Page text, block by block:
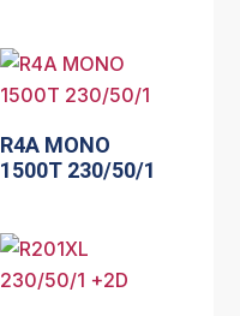
R4A MONO
1500T 230/50/1